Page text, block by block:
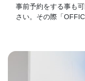
事前予約をする事も
さい。その際「
各店舗フロントにて